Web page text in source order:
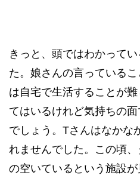
きっと、頭ではわかって
た。娘さんの言っている
は自宅で生活することが
てはいるけれど気持ちの
でしょう。Tさんはなかな
れませんでした。この頃
の空いているという施設